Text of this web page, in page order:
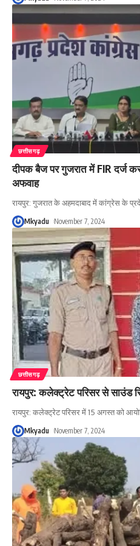
छत्तीसगढ़
दीपक बैज पर गुजरात में FIR दर्ज
अफवाह
रायपुर: गुजरात के अहमदाबाद में कांग्रेस के
Mkyadu November 7, 2024
छत्तीसगढ़
रायपुर: कलेक्ट्रेट परिसर से साउंड
रायपुर: कलेक्ट्रेट परिसर में 15 अगस्त को
Mkyadu November 7, 2024